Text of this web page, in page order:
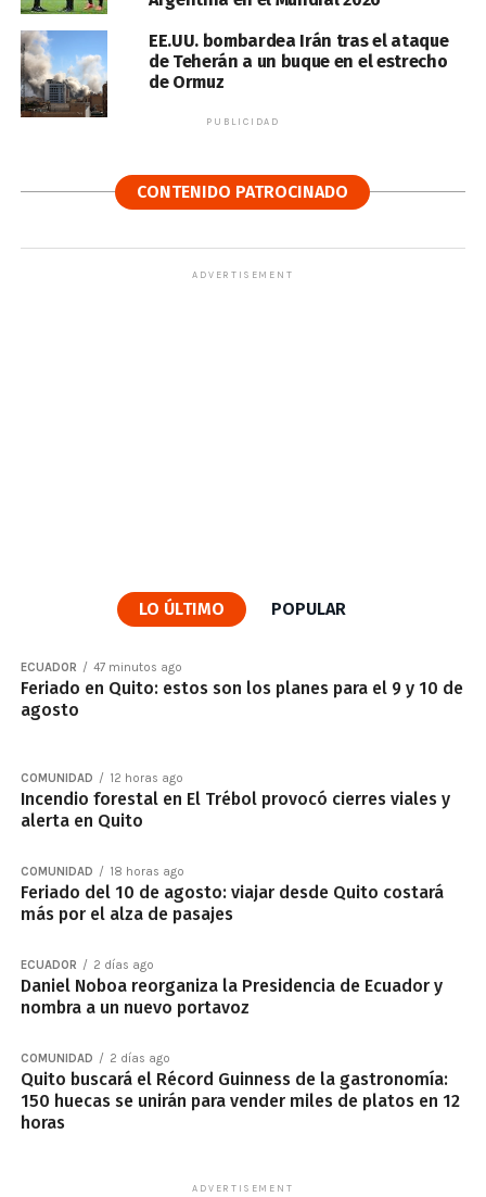
EE.UU. bombardea Irán tras el ataque
de Teherán a un buque en el estrecho
de Ormuz
PUBLICIDAD
CONTENIDO PATROCINADO
ADVERTISEMENT
LO ÚLTIMO POPULAR
ECUADOR 47 minutos ago
Feriado en Quito: estos son los planes para el 9 y 10 de
agosto
COMUNIDAD 12 horas ago
Incendio forestal en El Trébol provocó cierres viales y
alerta en Quito
COMUNIDAD 18 horas ago
Feriado del 10 de agosto: viajar desde Quito costará
más por el alza de pasajes
ECUADOR 2 días ago
Daniel Noboa reorganiza la Presidencia de Ecuador y
nombra a un nuevo portavoz
COMUNIDAD 2 días ago
Quito buscará el Récord Guinness de la gastronomía:
150 huecas se unirán para vender miles de platos en 12
horas
ADVERTISEMENT